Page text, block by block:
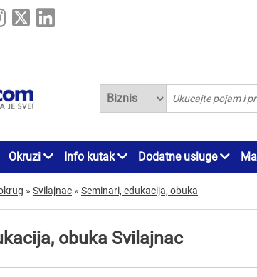
Okruzi Info kutak Dodatne usluge
» Svilajnac » Seminari, edukacija, obuka
obuka Svilajnac